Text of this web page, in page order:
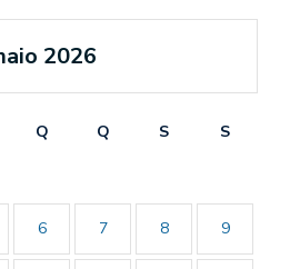
2026
Q Q S
S
6 7 8 9